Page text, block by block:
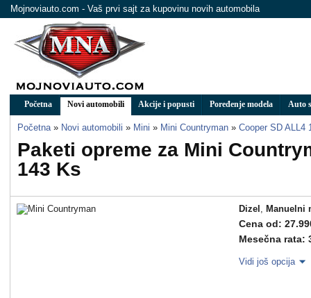
Mojnoviauto.com - Vaš prvi sajt za kupovinu novih automobila
Početna Novi automobili Akcije i popusti Poređenje modela Auto
Početna » Novi automobili » Mini » Mini Countryman » Cooper SD ALL4
Paketi opreme za Mini
143 Ks
Dizel , Manuelni
Cena od:
Mesečna rata:
Vidi još opcija